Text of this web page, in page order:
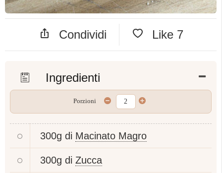
Condividi Like 7
Ingredienti
Porzioni
300g di Macinato Magro
300g di Zucca